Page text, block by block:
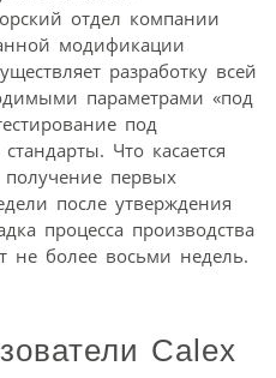
отдел компании
модификации
разработку всей
параметрами «под
под
Что касается
получение первых
после утверждения
процесса производства
не более восьми недель.
Calex